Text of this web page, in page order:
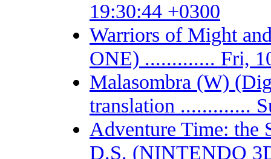
19:30:44 +0300
Warriors of Might
ONE) ............. Fri,
Malasombra (W)
translation .............
Adventure Time: the
D.S. (NINTENDO